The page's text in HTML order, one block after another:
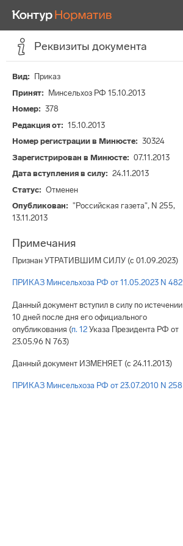
Реквизиты документа
Вид
Приказ
Принят
Минсельхоз РФ 15.10.2013
Номер
378
Редакция от
15.10.2013
Номер регистрации в Минюсте
30324
Зарегистрирован в Минюсте
07.11.2013
Дата вступления в силу
24.11.2013
Статус
Отменен
Опубликован
"Российская газета", N 255,
13.11.2013
Примечания
Признан УТРАТИВШИМ СИЛУ (с 01.09.2023)
ПРИКАЗ Минсельхоза РФ от 11.05.2023 N 482
Данный документ вступил в силу по истечении
10 дней после дня его официального
опубликования (п. 12 Указа Президента РФ от
23.05.96 N 763)
Данный документ ИЗМЕНЯЕТ (с 24.11.2013)
ПРИКАЗ Минсельхоза РФ от 23.07.2010 N 258